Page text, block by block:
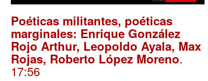
Poéticas militantes, poéticas
marginales: Enrique González
Rojo Arthur, Leopoldo Ayala, Max
Rojas, Roberto López Moreno.
17:56